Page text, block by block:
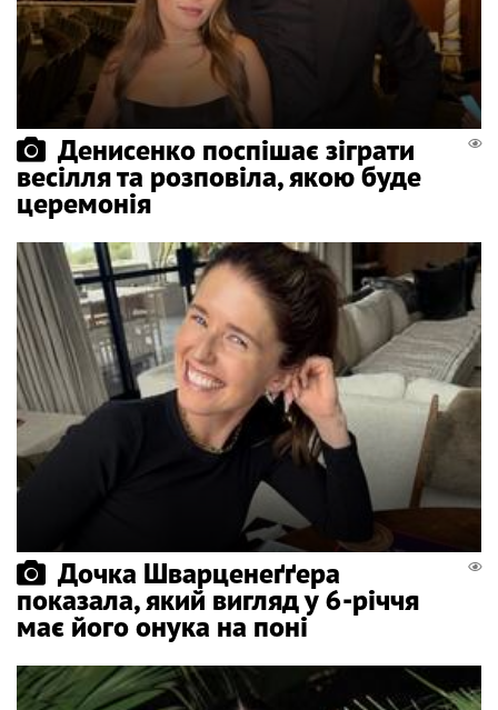
Денисенко поспішає зіграти
весілля та розповіла, якою буде
церемонія
Дочка Шварценеґґера
показала, який вигляд у 6-річчя
має його онука на поні